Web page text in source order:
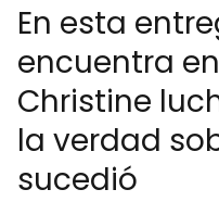
En esta
encuentra
Christine
la verdad
sucedió